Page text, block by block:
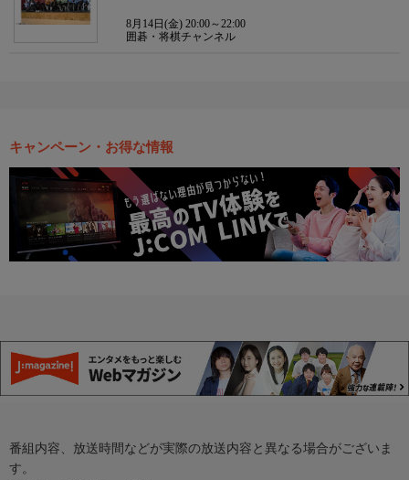
8月14日(金) 20:00～22:00
囲碁・将棋チャンネル
キャンペーン・お得な情報
番組内容、放送時間などが実際の放送内容と異なる場合がございま
す。